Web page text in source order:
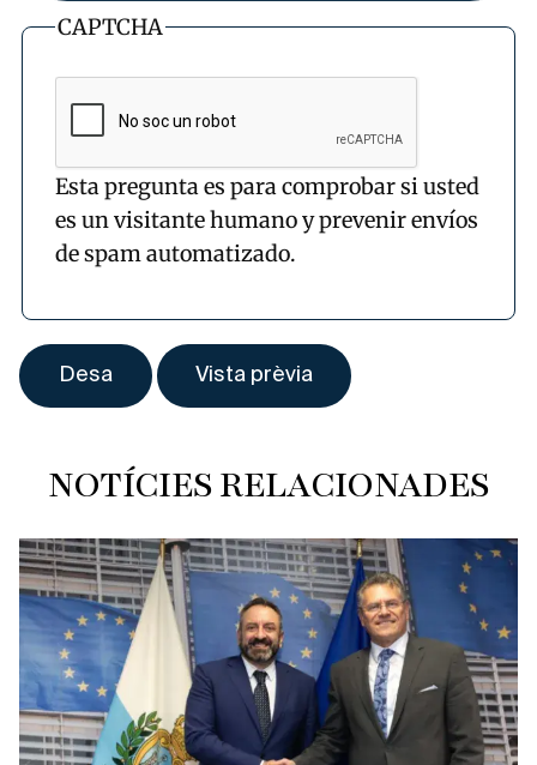
CAPTCHA
Esta pregunta es para comprobar si usted
es un visitante humano y prevenir envíos
de spam automatizado.
NOTÍCIES RELACIONADES